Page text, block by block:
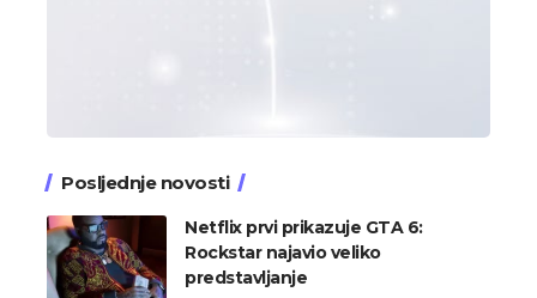
Posljednje novosti
Netflix prvi prikazuje GTA 6:
Rockstar najavio veliko
predstavljanje